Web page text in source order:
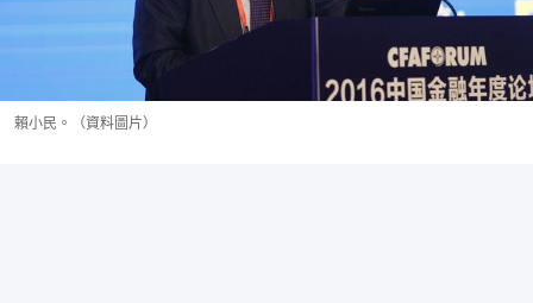
賴小民。（資料圖片）